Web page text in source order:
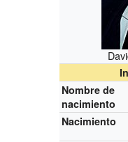
Nombre de
nacimiento
Nacimiento